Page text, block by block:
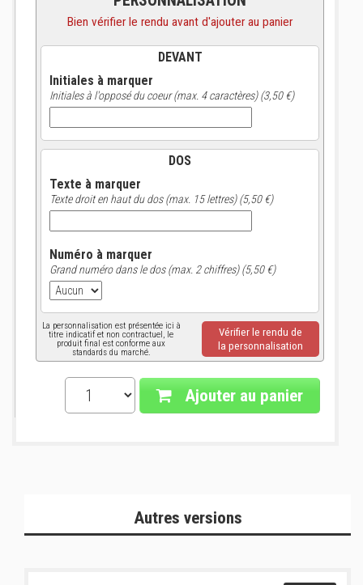
Bien vérifier le rendu avant d'ajouter au panier
DEVANT
Initiales à marquer
Initiales à l'opposé du coeur (max. 4 caractères) (3,50 €)
DOS
Texte à marquer
Texte droit en haut du dos (max. 15 lettres) (5,50 €)
Numéro à marquer
Grand numéro dans le dos (max. 2 chiffres) (5,50 €)
La personnalisation est présentée ici à
titre indicatif et non contractuel, le
produit final est conforme aux
standards du marché.
Vérifier le rendu de
la personnalisation
Ajouter au panier
Autres versions